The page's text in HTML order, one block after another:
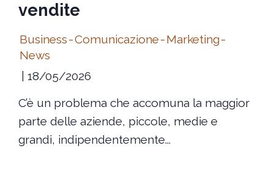
vendite
Business-Comunicazione-Marketing-
News
18/05/2026
C’è un problema che accomuna la maggior
parte delle aziende, piccole, medie e
grandi, indipendentemente...